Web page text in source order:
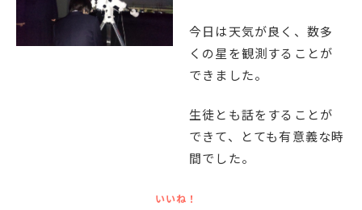
保健室より
事務室より
在校生の皆さんへ
本校のPTA活動
各種証明書発行
お問い合わせ
今日は天気が良く、数多
くの星を観測することが
できました。
生徒とも話をすることが
できて、とても有意義な時
間でした。
いいね！